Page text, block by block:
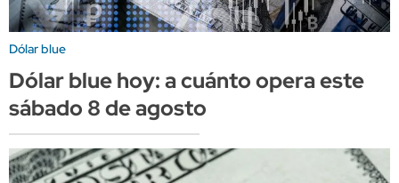
Dólar blue
Dólar blue hoy: a cuánto opera este
sábado 8 de agosto